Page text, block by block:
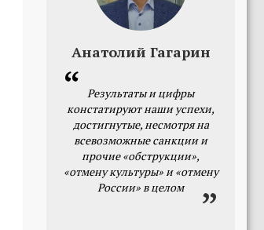
Анатолий Гагарин
Результаты и цифры
констатируют наши успехи,
достигнутые, несмотря на
всевозможные санкции и
прочие «обструкции»,
«отмену культуры» и «отмену
России» в целом